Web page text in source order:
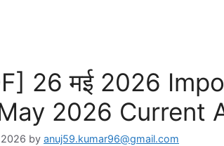
26 मई 2026
2026 Current
by anuj59.kumar96@gmail.com